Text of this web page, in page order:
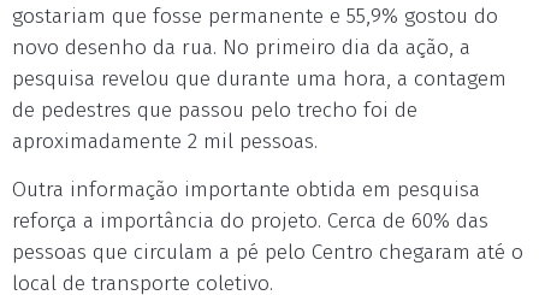
gostariam que fosse permanente e 55,9% gostou do
novo desenho da rua. No primeiro dia da ação, a
pesquisa revelou que durante uma hora, a contagem
de pedestres que passou pelo trecho foi de
aproximadamente 2 mil pessoas.
Outra informação importante obtida em pesquisa
reforça a importância do projeto. Cerca de 60% das
pessoas que circulam a pé pelo Centro chegaram até o
local de transporte coletivo.